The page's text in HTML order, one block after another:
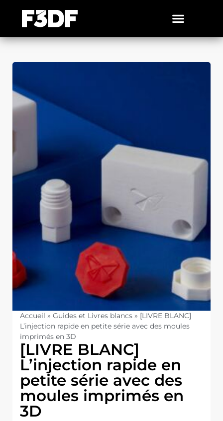
Accueil » Guides et Livres blancs » [LIVRE BLANC]
L’injection rapide en petite série avec des moules
imprimés en 3D
[LIVRE BLANC]
L’injection rapide en
petite série avec des
moules imprimés en
3D